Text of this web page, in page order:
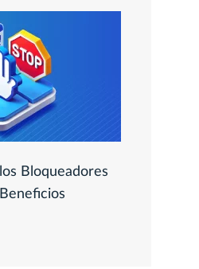
Bloqueadores